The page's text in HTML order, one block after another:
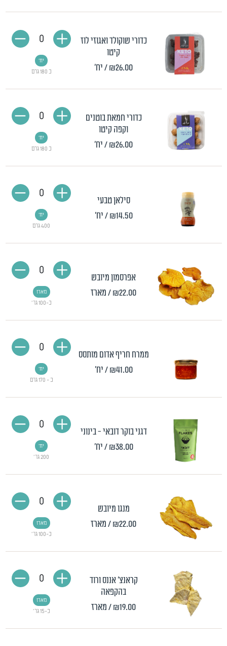
כדורי שוקולד ואגוזי לוז
קיטו
₪26.00/ יח' כ 180 גרם
יח'
0
כדורי חמאת בוטנים
וקפה קיטו
₪26.00/ יח' כ 180 גרם
יח'
0
סילאן טבעי
₪14.50 / יח'
400 גרם
יח'
0
אפרסמון מיובש
₪22.00/ מארז
כ-100 גר'
מארז
0
ממרח חריף אדום מותסס
₪41.00 / יח'
כ - 170 גרם
יח'
0
דגני בוקר דובאי - בינוני
₪38.00 / יח'
200 גר'
יח'
0
מנגו מיובש
₪22.00/ מארז
כ-100 גר'
מארז
0
קראנצ' אננס ורוד
בהקפאה
₪19.00/ מארז כ-15 גר'
מארז
0